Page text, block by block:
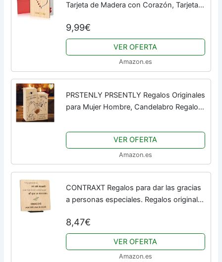
Tarjeta de Madera con Corazón, Tarjeta
Regalo con Sobres, Tarjeta Felicitación...
9,99€
VER OFERTA
Amazon.es
PRSTENLY PRSENTLY Regalos Originales
para Mujer Hombre, Candelabro Regalo
Cumpleaños Navidad San Valentin
VER OFERTA
Amazon.es
CONTRAXT Regalos para dar las gracias
a personas especiales. Regalos originales
cumpleaños amiga amigo hombre mujer
thank...
8,47€
VER OFERTA
Amazon.es